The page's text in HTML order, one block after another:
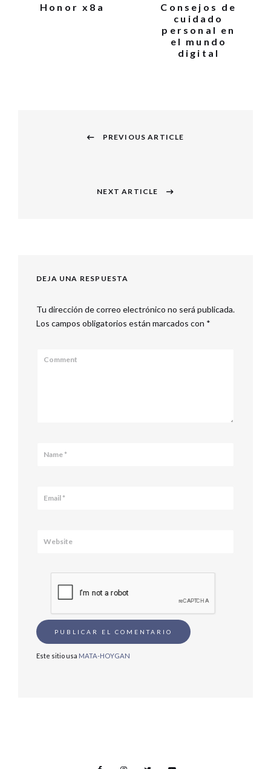
Honor x8a
Consejos de
cuidado
personal en
el mundo
digital
PREVIOUS ARTICLE
NEXT ARTICLE
DEJA UNA RESPUESTA
Tu dirección de correo electrónico no será publicada.
Los campos obligatorios están marcados con *
Este sitio usa MATA-HOYGAN